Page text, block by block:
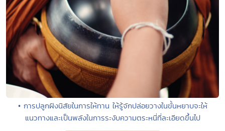
• การปลูกฝังนิสัยในการให้ทาน ให้รู้จักปล่อยวางในขั้นหยาบจะให้
แนวทางและเป็นพลังในการระงับความตระหนี่ที่ละเอียดขึ้นไป